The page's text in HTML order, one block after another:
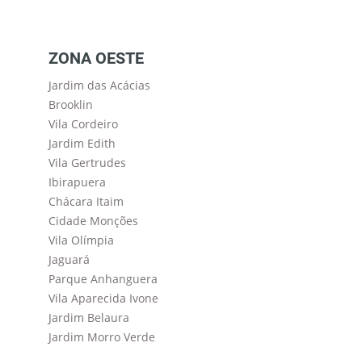
ZONA OESTE
Jardim das Acácias
Brooklin
Vila Cordeiro
Jardim Edith
Vila Gertrudes
Ibirapuera
Chácara Itaim
Cidade Monções
Vila Olímpia
Jaguará
Parque Anhanguera
Vila Aparecida Ivone
Jardim Belaura
Jardim Morro Verde